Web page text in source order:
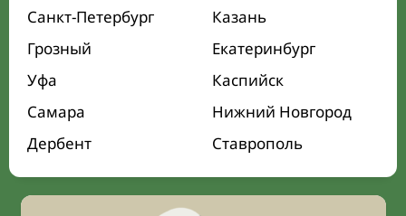
Санкт-Петербург
Казань
Грозный
Екатеринбург
Уфа
Каспийск
Самара
Нижний Новгород
Дербент
Ставрополь